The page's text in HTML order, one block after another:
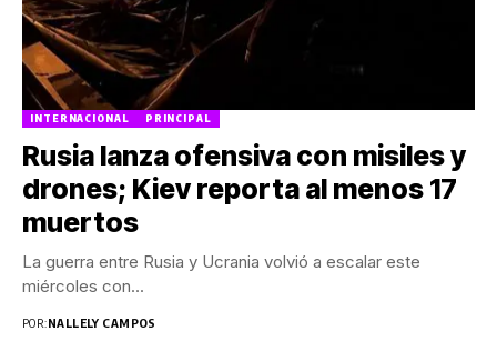
INTERNACIONAL PRINCIPAL
Rusia lanza ofensiva con misiles y
drones; Kiev reporta al menos 17
muertos
La guerra entre Rusia y Ucrania volvió a escalar este
miércoles con...
POR:NALLELY CAMPOS